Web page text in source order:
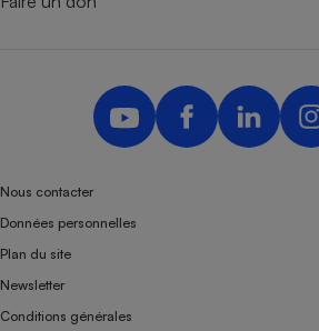
Nous contacter
Données personnelles
Plan du site
Newsletter
Conditions générales